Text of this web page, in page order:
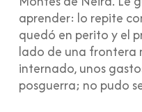
aprender: lo repite
quedó en perito y el
lado de una frontera
internado, unos
posguerra; no pudo